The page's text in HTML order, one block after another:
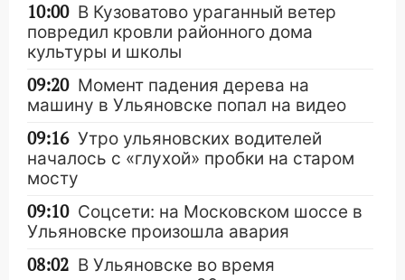
10:00 В Кузоватово ураганный ветер
повредил кровли районного дома
культуры и школы
09:20 Момент падения дерева на
машину в Ульяновске попал на видео
09:16 Утро ульяновских водителей
началось с «глухой» пробки на старом
мосту
09:10 Соцсети: на Московском шоссе в
Ульяновске произошла авария
08:02 В Ульяновске во время